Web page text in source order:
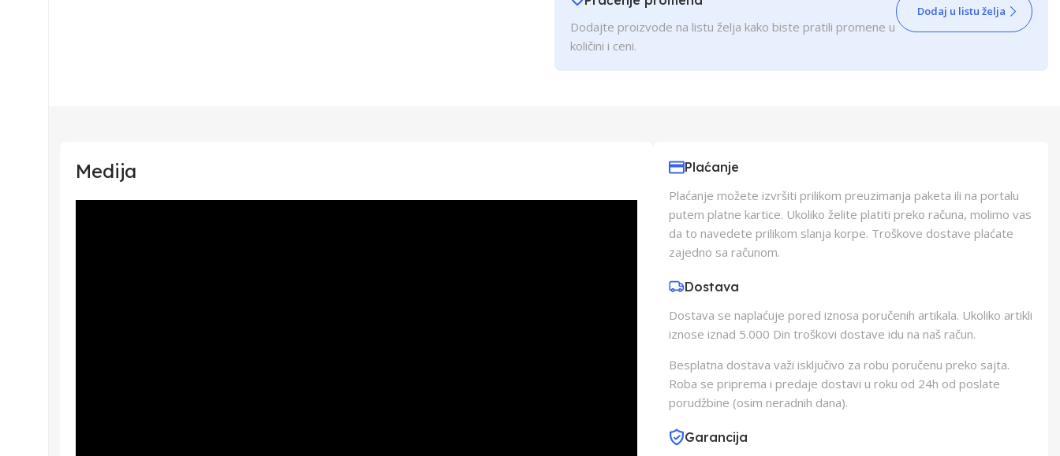
Dodajte proizvode na listu želja kako biste pratili promene u
količini i ceni.
Dodaj u listu želja
Medija
Plaćanje
Plaćanje možete izvršiti prilikom preuzimanja paketa ili na portalu
putem platne kartice. Ukoliko želite platiti preko računa, molimo vas
da to navedete prilikom slanja korpe. Troškove dostave plaćate
zajedno sa računom.
Dostava
Dostava se naplaćuje pored iznosa poručenih artikala. Ukoliko artikli
iznose iznad 5.000 Din troškovi dostave idu na naš račun.
Besplatna dostava važi isključivo za robu poručenu preko sajta.
Roba se priprema i predaje dostavi u roku od 24h od poslate
porudžbine (osim neradnih dana).
Garancija